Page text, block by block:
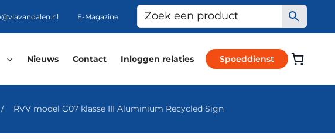
E-Magazine
Nieuws Contact Inloggen relaties Spoeddienst
/ RVV model G07 klasse III Aluminium Recycled Sign